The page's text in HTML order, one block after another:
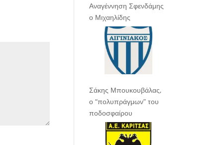
Αναγέννηση Σφενδάμης
ο Μιχαηλίδης
Σάκης Μπουκουβάλας,
ο “πολυπράγμων” του
ποδοσφαίρου